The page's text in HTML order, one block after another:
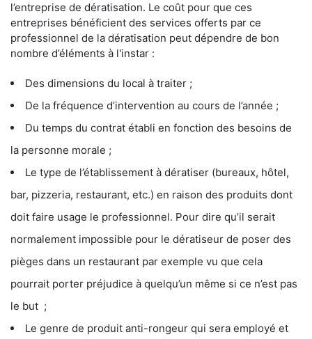
l’entreprise de dératisation. Le coût pour que ces
entreprises bénéficient des services offerts par ce
professionnel de la dératisation peut dépendre de bon
nombre d’éléments à l'instar :
Des dimensions du local à traiter ;
De la fréquence d’intervention au cours de l’année ;
Du temps du contrat établi en fonction des besoins de
la personne morale ;
Le type de l’établissement à dératiser (bureaux, hôtel,
bar, pizzeria, restaurant, etc.) en raison des produits dont
doit faire usage le professionnel. Pour dire qu’il serait
normalement impossible pour le dératiseur de poser des
pièges dans un restaurant par exemple vu que cela
pourrait porter préjudice à quelqu’un même si ce n’est pas
le but ;
Le genre de produit anti-rongeur qui sera employé et